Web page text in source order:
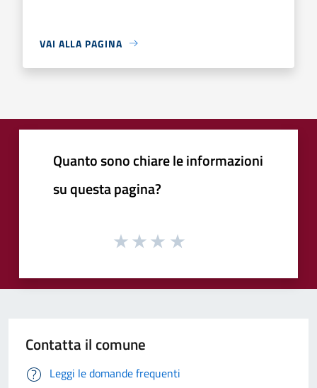
VAI ALLA PAGINA
Quanto sono chiare le informazioni
su questa pagina?
Contatta il comune
Leggi le domande frequenti